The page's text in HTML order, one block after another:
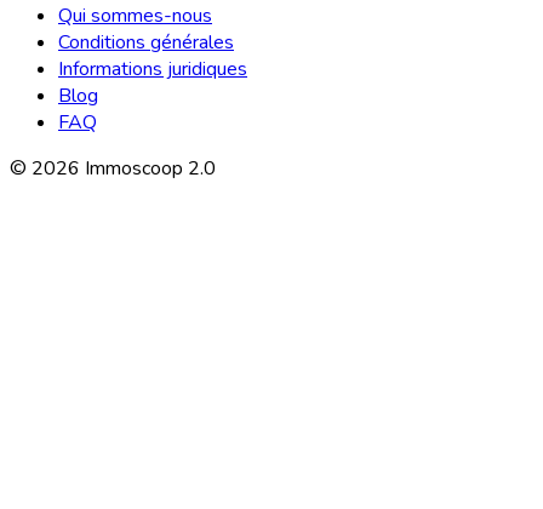
Qui sommes-nous
Conditions générales
Informations juridiques
Blog
FAQ
© 2026 Immoscoop 2.0